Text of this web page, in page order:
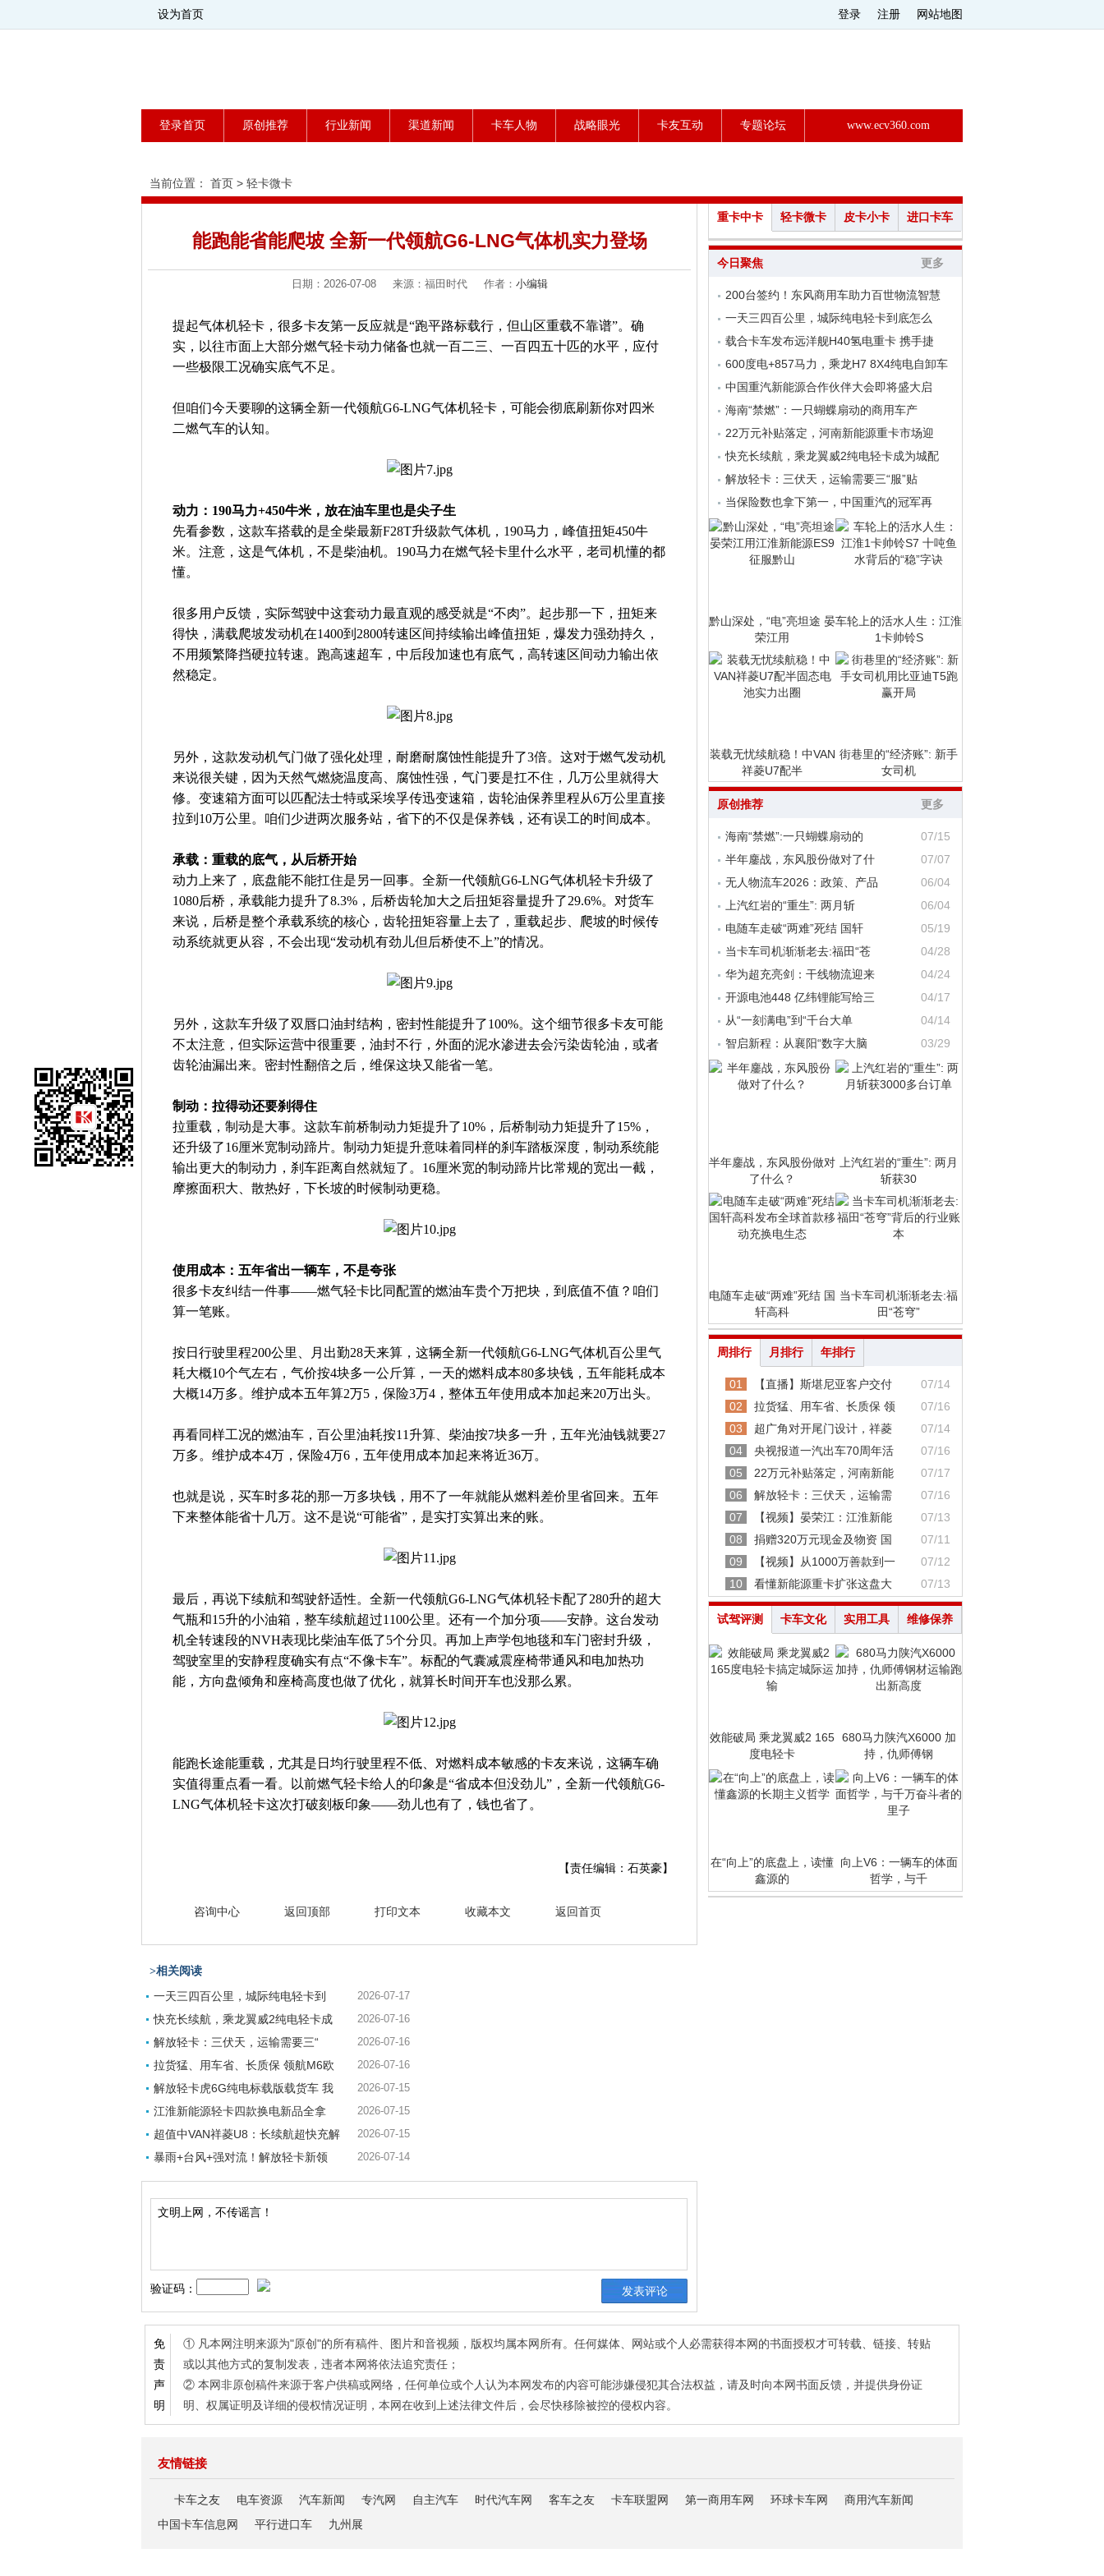
设为首页 登录 注册 网站地图
登录首页 原创推荐 行业新闻 渠道新闻 卡车人物 战略眼光 卡友互动 专题论坛 www.ecv360.com
当前位置： 首页 > 轻卡微卡
能跑能省能爬坡 全新一代领航G6-LNG气体机实力登场
日期：2026-07-08 来源：福田时代 作者： 小编辑
提起气体机轻卡，很多卡友第一反应就是“跑平路标载行，但山区重载不靠谱”。确
实，以往市面上大部分燃气轻卡动力储备也就一百二三、一百四五十匹的水平，应付
一些极限工况确实底气不足。
但咱们今天要聊的这辆全新一代领航G6-LNG气体机轻卡，可能会彻底刷新你对四米
二燃气车的认知。
动力：190马力+450牛米，放在油车里也是尖子生
先看参数，这款车搭载的是全柴最新F28T升级款气体机，190马力，峰值扭矩450牛
米。注意，这是气体机，不是柴油机。190马力在燃气轻卡里什么水平，老司机懂的都
懂。
很多用户反馈，实际驾驶中这套动力最直观的感受就是“不肉”。起步那一下，扭矩来
得快，满载爬坡发动机在1400到2800转速区间持续输出峰值扭矩，爆发力强劲持久，
不用频繁降挡硬拉转速。跑高速超车，中后段加速也有底气，高转速区间动力输出依
然稳定。
另外，这款发动机气门做了强化处理，耐磨耐腐蚀性能提升了3倍。这对于燃气发动机
来说很关键，因为天然气燃烧温度高、腐蚀性强，气门要是扛不住，几万公里就得大
修。变速箱方面可以匹配法士特或采埃孚传迅变速箱，齿轮油保养里程从6万公里直接
拉到10万公里。咱们少进两次服务站，省下的不仅是保养钱，还有误工的时间成本。
承载：重载的底气，从后桥开始
动力上来了，底盘能不能扛住是另一回事。全新一代领航G6-LNG气体机轻卡升级了
1080后桥，承载能力提升了8.3%，后桥齿轮加大之后扭矩容量提升了29.6%。对货车
来说，后桥是整个承载系统的核心，齿轮扭矩容量上去了，重载起步、爬坡的时候传
动系统就更从容，不会出现“发动机有劲儿但后桥使不上”的情况。
另外，这款车升级了双唇口油封结构，密封性能提升了100%。这个细节很多卡友可能
不太注意，但实际运营中很重要，油封不行，外面的泥水渗进去会污染齿轮油，或者
齿轮油漏出来。密封性翻倍之后，维保这块又能省一笔。
制动：拉得动还要刹得住
拉重载，制动是大事。这款车前桥制动力矩提升了10%，后桥制动力矩提升了15%，
还升级了16厘米宽制动蹄片。制动力矩提升意味着同样的刹车踏板深度，制动系统能
输出更大的制动力，刹车距离自然就短了。16厘米宽的制动蹄片比常规的宽出一截，
摩擦面积大、散热好，下长坡的时候制动更稳。
使用成本：五年省出一辆车，不是夸张
很多卡友纠结一件事——燃气轻卡比同配置的燃油车贵个万把块，到底值不值？咱们
算一笔账。
按日行驶里程200公里、月出勤28天来算，这辆全新一代领航G6-LNG气体机百公里气
耗大概10个气左右，气价按4块多一公斤算，一天的燃料成本80多块钱，五年能耗成本
大概14万多。维护成本五年算2万5，保险3万4，整体五年使用成本加起来20万出头。
再看同样工况的燃油车，百公里油耗按11升算、柴油按7块多一升，五年光油钱就要27
万多。维护成本4万，保险4万6，五年使用成本加起来将近36万。
也就是说，买车时多花的那一万多块钱，用不了一年就能从燃料差价里省回来。五年
下来整体能省十几万。这不是说“可能省”，是实打实算出来的账。
最后，再说下续航和驾驶舒适性。全新一代领航G6-LNG气体机轻卡配了280升的超大
气瓶和15升的小油箱，整车续航超过1100公里。还有一个加分项——安静。这台发动
机全转速段的NVH表现比柴油车低了5个分贝。再加上声学包地毯和车门密封升级，
驾驶室里的安静程度确实有点“不像卡车”。标配的气囊减震座椅带通风和电加热功
能，方向盘倾角和座椅高度也做了优化，就算长时间开车也没那么累。
能跑长途能重载，尤其是日均行驶里程不低、对燃料成本敏感的卡友来说，这辆车确
实值得重点看一看。以前燃气轻卡给人的印象是“省成本但没劲儿”，全新一代领航G6-
LNG气体机轻卡这次打破刻板印象——劲儿也有了，钱也省了。
【责任编辑：石英豪】
咨询中心 返回顶部 打印文本 收藏本文 返回首页
>相关阅读
一天三四百公里，城际纯电轻卡到 2026-07-17
快充长续航，乘龙翼威2纯电轻卡成 2026-07-16
解放轻卡：三伏天，运输需要三“ 2026-07-16
拉货猛、用车省、长质保 领航M6欧 2026-07-16
解放轻卡虎6G纯电标载版载货车 我 2026-07-15
江淮新能源轻卡四款换电新品全拿 2026-07-15
超值中VAN祥菱U8：长续航超快充解 2026-07-15
暴雨+台风+强对流！解放轻卡新领 2026-07-14
验证码：
重卡中卡 轻卡微卡 皮卡小卡 进口卡车
今日聚焦 更多
200台签约！东风商用车助力百世物流智慧
一天三四百公里，城际纯电轻卡到底怎么
载合卡车发布远洋舰H40氢电重卡 携手捷
600度电+857马力，乘龙H7 8X4纯电自卸车
中国重汽新能源合作伙伴大会即将盛大启
海南“禁燃”：一只蝴蝶扇动的商用车产
22万元补贴落定，河南新能源重卡市场迎
快充长续航，乘龙翼威2纯电轻卡成为城配
解放轻卡：三伏天，运输需要三“服”贴
当保险数也拿下第一，中国重汽的冠军再
黔山深处，“电”亮坦途 晏
荣江用
车轮上的活水人生：江淮
1卡帅铃S
装载无忧续航稳！中VAN
祥菱U7配半
街巷里的“经济账”: 新手
女司机
原创推荐 更多
海南“禁燃”:一只蝴蝶扇动的
07/15
半年鏖战，东风股份做对了什
07/07
无人物流车2026：政策、产品
06/04
上汽红岩的“重生”: 两月斩
06/04
电随车走破“两难”死结 国轩
05/19
当卡车司机渐渐老去:福田“苍
04/28
华为超充亮剑：干线物流迎来
04/24
开源电池448 亿纬锂能写给三
04/17
从“一刻满电”到“千台大单
04/14
智启新程：从襄阳“数字大脑
03/29
半年鏖战，东风股份做对
了什么？
上汽红岩的“重生”: 两月
斩获30
电随车走破“两难”死结 国
轩高科
当卡车司机渐渐老去:福
田“苍穹”
周排行 月排行 年排行
01 【直播】斯堪尼亚客户交付
07/14
02
拉货猛、用车省、长质保 领
07/16
03
超广角对开尾门设计，祥菱
07/14
04
央视报道一汽出车70周年活
07/16
05
22万元补贴落定，河南新能
07/17
06
解放轻卡：三伏天，运输需
07/16
07
【视频】晏荣江：江淮新能
07/13
08
捐赠320万元现金及物资 国
07/11
09
【视频】从1000万善款到一
07/12
10
看懂新能源重卡扩张这盘大 07/13
试驾评测 卡车文化 实用工具 维修保养
效能破局 乘龙翼威2 165
度电轻卡
680马力陕汽X6000 加
持，仇师傅钢
在“向上”的底盘上，读懂
鑫源的
向上V6：一辆车的体面
哲学，与千
免
责
声
明
① 凡本网注明来源为"原创"的所有稿件、图片和音视频，版权均属本网所有。任何媒体、网站或个人必需获得本网的书面授权才可转载、链接、转贴
或以其他方式的复制发表，违者本网将依法追究责任；
② 本网非原创稿件来源于客户供稿或网络，任何单位或个人认为本网发布的内容可能涉嫌侵犯其合法权益，请及时向本网书面反馈，并提供身份证
明、权属证明及详细的侵权情况证明，本网在收到上述法律文件后，会尽快移除被控的侵权内容。
友情链接
卡车之友 电车资源 汽车新闻 专汽网 自主汽车 时代汽车网 客车之友 卡车联盟网 第一商用车网 环球卡车网
商用汽车新闻
中国卡车信息网
平行进口车 九州展